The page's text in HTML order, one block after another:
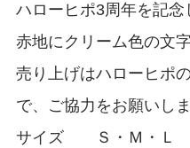
ハローヒポ3周年を記念
赤地にクリーム色の文
売り上げはハローヒポ
で、ご協力をお願いしま
サイズ Ｓ・Ｍ